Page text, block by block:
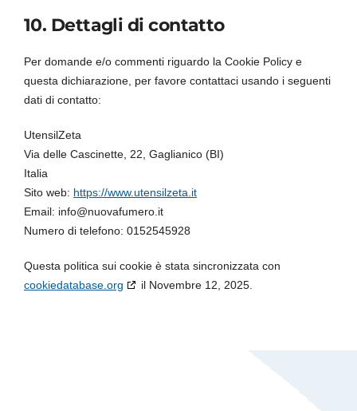
10. Dettagli di contatto
Per domande e/o commenti riguardo la Cookie Policy e
questa dichiarazione, per favore contattaci usando i seguenti
dati di contatto:
UtensilZeta
Via delle Cascinette, 22, Gaglianico (BI)
Italia
Sito web: https://www.utensilzeta.it
Email: info@nuovafumero.it
Numero di telefono: 0152545928
Questa politica sui cookie è stata sincronizzata con
cookiedatabase.org
il Novembre 12, 2025.